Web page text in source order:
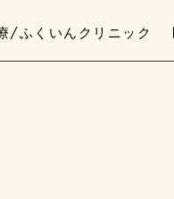
/ふくいんクリニック